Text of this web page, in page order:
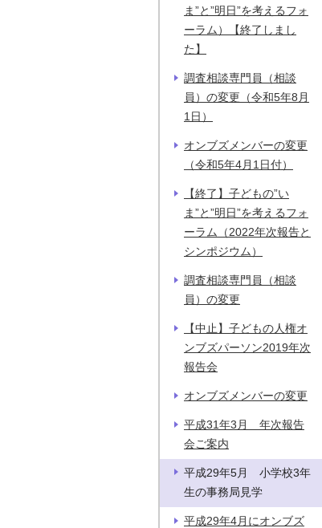
ま”と”明日”を考えるフォ
ーラム）【終了しまし
た】
調査相談専門員（相談
員）の変更（令和5年8月
1日）
オンブズメンバーの変更
（令和5年4月1日付）
【終了】子どもの”い
ま”と”明日”を考えるフォ
ーラム（2022年次報告と
シンポジウム）
調査相談専門員（相談
員）の変更
【中止】子どもの人権オ
ンブズパーソン2019年次
報告会
オンブズメンバーの変更
平成31年3月 年次報告
会ご案内
平成29年5月 小学校3年
生の事務局見学
平成29年4月にオンブズ